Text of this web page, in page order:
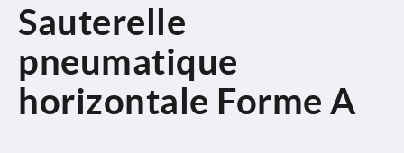
Sauterelle
pneumatique
horizontale Forme A